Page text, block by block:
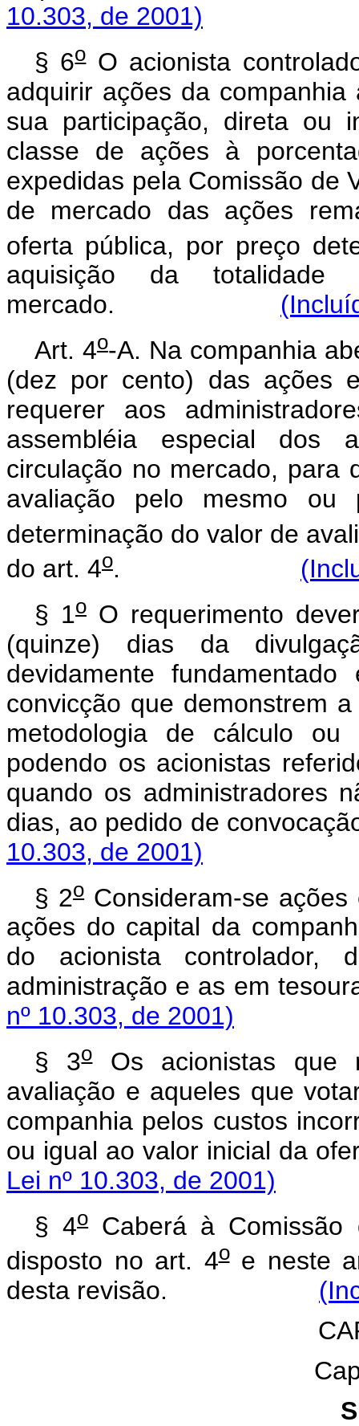
10.303, de 2001)
§ 6oO acionista
adquirir ações da
sua participação, direta ou
classe de ações à
expedidas pela Comissão de
de mercado das ações
oferta pública, por preço
aquisição da totalidade
mercado.
Art. 4o-A. Na companhia
(dez por cento) das ações
requerer aos
assembléia especial dos
circulação no mercado, para
avaliação pelo mesmo
determinação do valor de
do art. 4o.
§ 1o O requerimento
(quinze) dias da
devidamente
convicção que demonstrem
metodologia de cálculo
podendo os acionistas
quando os administradores
dias, ao pedido de
10.303, de 2001)
§ 2oConsideram-se ações
ações do capital da
do acionista controlador,
administração e as
nº 10.303, de 2001)
§ 3oOs acionistas que
avaliação e aqueles que
companhia pelos custos
ou igual ao valor
Lei nº 10.303, de 2001)
§ 4oCaberá à Comissão
disposto no art. 4oe neste
desta revisão.